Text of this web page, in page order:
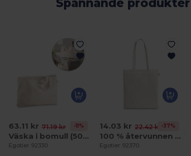
Spännande produkter
63.11 kr 71.19 kr -11%
Väska i bomull (50%), återvunnen bomull (30%) och polyester (20% rPET) (280 g/ m²)
Egotier 92330
14.03 kr 22.42 kr-37%
100 % återvunnen bomullspåse (180 g/m²)
Egotier 92370